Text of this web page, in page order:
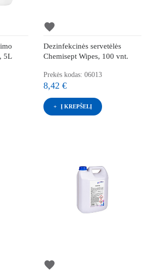
5L
favorite
Dezinfekcinės servetėlės
Chemisept Wipes, 100 vnt.
Prekės kodas: 06013
8,42 €
Į KREPŠELĮ
favorite